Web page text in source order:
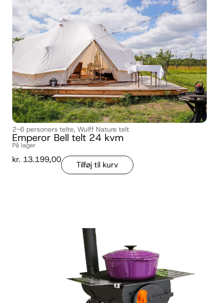
2-6 personers telte, Wulff Nature telt
Emperor Bell telt 24 kvm
På lager
kr. 13.199,00
Tilføj til kurv